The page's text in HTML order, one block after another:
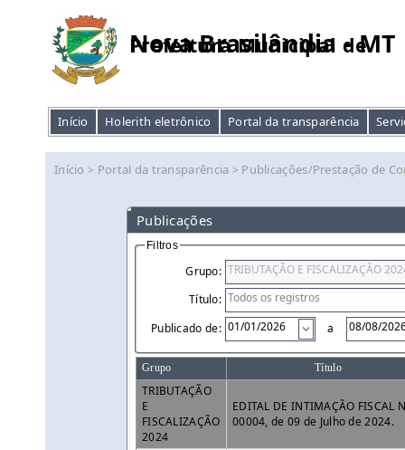
Prefeitura Municipal de
Nova Brasilândia - MT
Início Holerith eletrônico Portal da transparência
Início > Portal da transparência > Publicações/Prestação de
Publicações
Filtros
Grupo:
Título:
Publicado de:
a
Grupo Título
TRIBUTAÇÃO
E
FISCALIZAÇÃO
2024
EDITAL DE INTIMAÇÃO FISCAL
00004, de 09 de Julho de 2024.